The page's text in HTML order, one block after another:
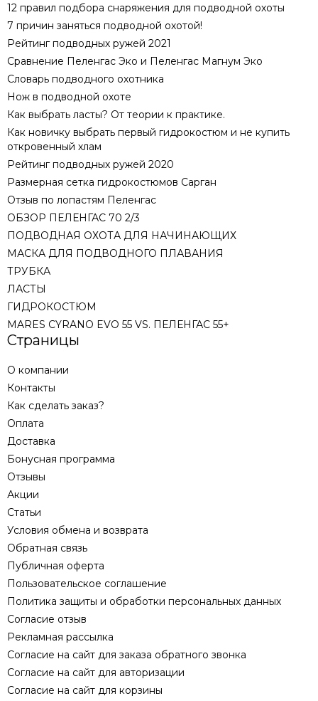
12 правил подбора снаряжения для подводной охоты
7 причин заняться подводной охотой!
Рейтинг подводных ружей 2021
Сравнение Пеленгас Эко и Пеленгас Магнум Эко
Словарь подводного охотника
Нож в подводной охоте
Как выбрать ласты? От теории к практике.
Как новичку выбрать первый гидрокостюм и не купить
откровенный хлам
Рейтинг подводных ружей 2020
Размерная сетка гидрокостюмов Сарган
Отзыв по лопастям Пеленгас
ОБЗОР ПЕЛЕНГАС 70 2/3
ПОДВОДНАЯ ОХОТА ДЛЯ НАЧИНАЮЩИХ
МАСКА ДЛЯ ПОДВОДНОГО ПЛАВАНИЯ
ТРУБКА
ЛАСТЫ
ГИДРОКОСТЮМ
MARES CYRANO EVO 55 VS. ПЕЛЕНГАС 55+
Страницы
О компании
Контакты
Как сделать заказ?
Оплата
Доставка
Бонусная программа
Отзывы
Акции
Статьи
Условия обмена и возврата
Обратная связь
Публичная оферта
Пользовательское соглашение
Политика защиты и обработки персональных данных
Согласие отзыв
Рекламная рассылка
Согласие на сайт для заказа обратного звонка
Согласие на сайт для авторизации
Согласие на сайт для корзины